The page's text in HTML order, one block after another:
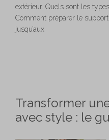
extérieur. Quels sont les
Comment préparer le
jusqu’aux
Transformer
avec style : le